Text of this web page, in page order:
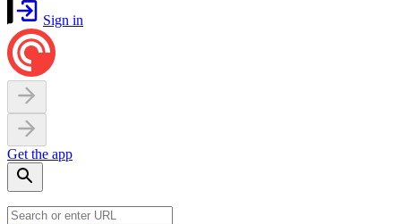
Sign in
Get the app